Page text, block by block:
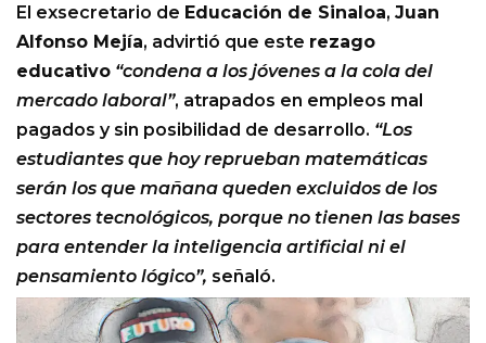
El exsecretario de Educación de Sinaloa, Juan
Alfonso Mejía, advirtió que este rezago
educativo “condena a los jóvenes a la cola del
mercado laboral”, atrapados en empleos mal
pagados y sin posibilidad de desarrollo. “Los
estudiantes que hoy reprueban matemáticas
serán los que mañana queden excluidos de los
sectores tecnológicos, porque no tienen las bases
para entender la inteligencia artificial ni el
pensamiento lógico”, señaló.